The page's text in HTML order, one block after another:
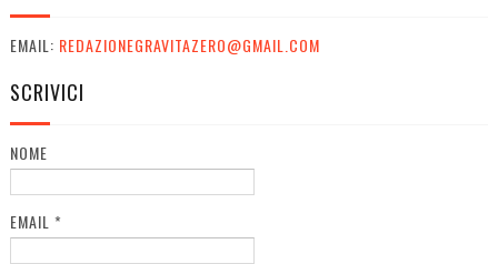
EMAIL: REDAZIONEGRAVITAZERO@GMAIL.COM
SCRIVICI
NOME
EMAIL *